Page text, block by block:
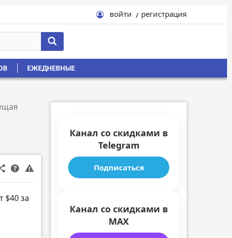
войти регистрация
ЕЖЕДНЕВНЫЕ
$40 за
Канал со скидками в
Telegram
Подписаться
Канал со скидками в
MAX